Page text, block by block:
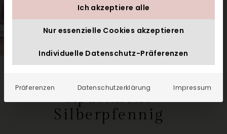
Apartment
Silberpfennig
Ich akzeptiere alle
Nur essenzielle Cookies akzeptieren
Individuelle Datenschutz-Präferenzen
Präferenzen Datenschutzerklärung Impressum